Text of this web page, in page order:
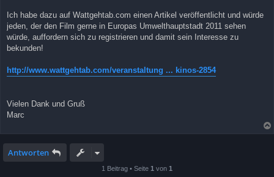
Ich habe dazu auf Wattgehtab.com einen Artikel veröffentlicht und würde
jeden, der den Film gerne in Europas Umwelthauptstadt 2011 sehen
würde, auffordern sich zu registrieren und damit sein Interesse zu
bekunden!
http://www.wattgehtab.com/veranstaltung ... kinos-2854
Vielen Dank und Gruß
Marc
Antworten
1 Beitrag • Seite 1 von 1